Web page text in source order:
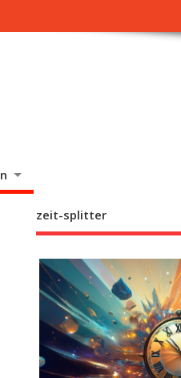
zeit-splitter